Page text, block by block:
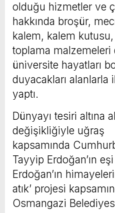
olduğu hizmetler ve
hakkında broşür,
kalem, kalem kutusu,
toplama malzemeleri
üniversite hayatları
duyacakları
yaptı.
Dünyayı tesiri altına
değişikliğiyle uğraş
kapsamında
Tayyip Erdoğan’ın
Erdoğan’ın
atık’ projesi
Osmangazi